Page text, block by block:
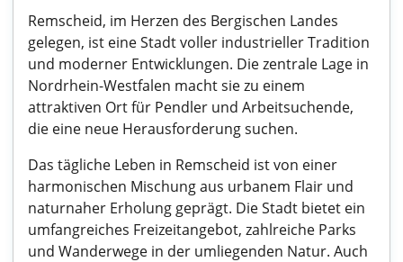
Remscheid, im Herzen des Bergischen Landes
gelegen, ist eine Stadt voller industrieller Tradition
und moderner Entwicklungen. Die zentrale Lage in
Nordrhein-Westfalen macht sie zu einem
attraktiven Ort für Pendler und Arbeitsuchende,
die eine neue Herausforderung suchen.
Das tägliche Leben in Remscheid ist von einer
harmonischen Mischung aus urbanem Flair und
naturnaher Erholung geprägt. Die Stadt bietet ein
umfangreiches Freizeitangebot, zahlreiche Parks
und Wanderwege in der umliegenden Natur. Auch